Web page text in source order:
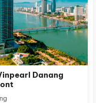
Danang